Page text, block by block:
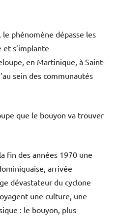
le phénomène dépasse les
s’implante
en Martinique, à Saint-
sein des communautés
que le bouyon va trouver
fin des années 1970 une
arrivée
dévastateur du cyclone
une culture, une
: le bouyon, plus